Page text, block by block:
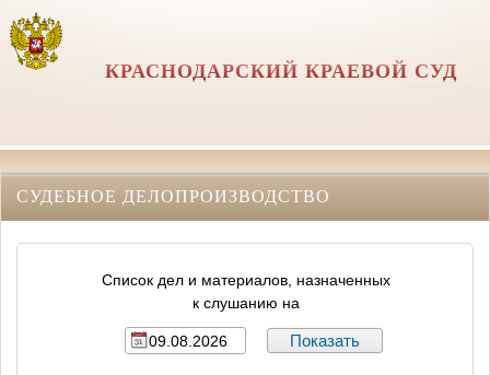
КРАСНОДАРСКИЙ КРАЕВОЙ СУД
СУДЕБНОЕ ДЕЛОПРОИЗВОДСТВО
Список дел и материалов, назначенных
к слушанию на